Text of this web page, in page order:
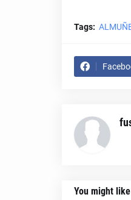
Tags:
You might like